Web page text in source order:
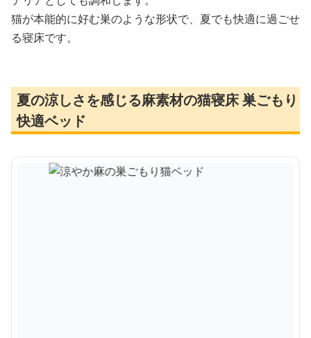
猫が本能的に好む巣のような形状で、夏でも快適に過ごせ
る寝床です。
夏の涼しさを感じる麻素材の猫寝床 巣ごもり
快適ベッド